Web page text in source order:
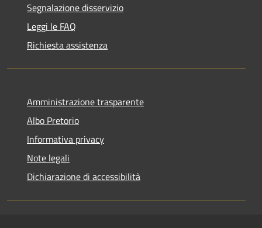
Segnalazione disservizio
Leggi le FAQ
Richiesta assistenza
Amministrazione trasparente
Albo Pretorio
Informativa privacy
Note legali
Dichiarazione di accessibilità